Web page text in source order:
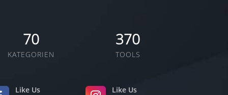
70
KATEGORIEN
370
TOOLS
Like Us
Like Us